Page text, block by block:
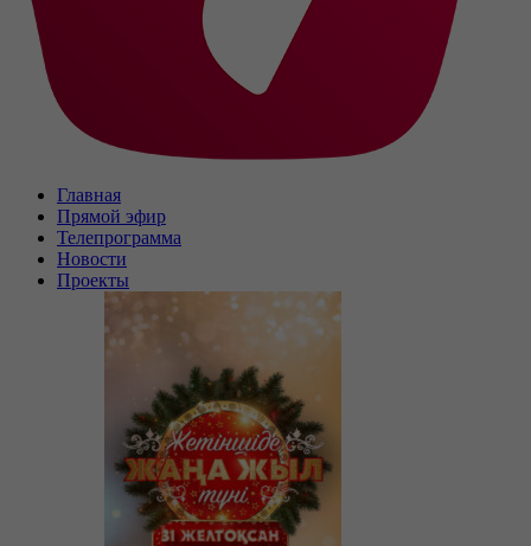
Главная
Прямой эфир
Телепрограмма
Новости
Проекты